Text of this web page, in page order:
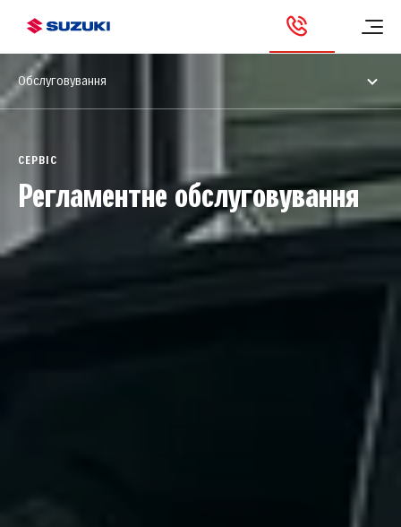
Обслуговування
СЕРВІС
Регламентне обслуговування